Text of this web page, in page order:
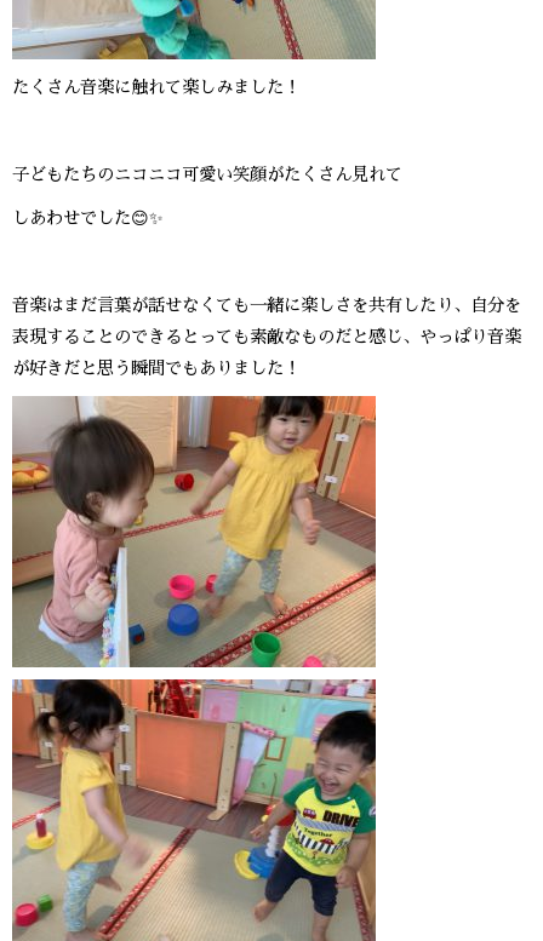
たくさん音楽に触れて楽しみました！
子どもたちのニコニコ可愛い笑顔がたくさん見れて
しあわせでした😊✨
音楽はまだ言葉が話せなくても一緒に楽しさを共有したり、自分を
表現することのできるとっても素敵なものだと感じ、やっぱり音楽
が好きだと思う瞬間でもありました！